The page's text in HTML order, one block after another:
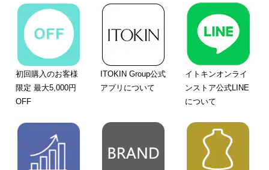
初回購入のお客様
限定 最大5,000円
OFF
ITOKIN Group公式
アプリについて
イトキンオンライ
ンストア公式LINE
について